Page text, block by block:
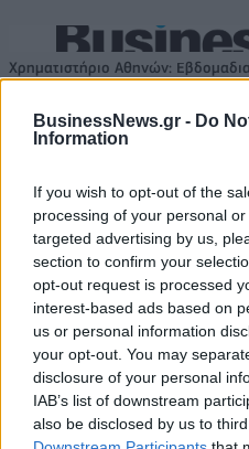
BusinessNews.gr - Do
Information
If you wish to opt-out of the
processing of your personal
targeted advertising by us,
section to confirm your
opt-out request is processed
interest-based ads based on
us or personal information
your opt-out. You may
disclosure of your personal
IAB’s list of downstream
also be disclosed by us to
Χρηματιστήριο Αθηνών:
από τις αρχές του έτους
Ελληνική Αναπτυξιακή Τράπεζα:
Με «προίκα» 2 δισ. ευρώ
ανοίγει δρόμο για δάνεια έως 5
δισ. σε μικρομεσαίες
Η Chery επενδύει 75 εκατ.
Το FIAT 500 Hybrid τώρα από